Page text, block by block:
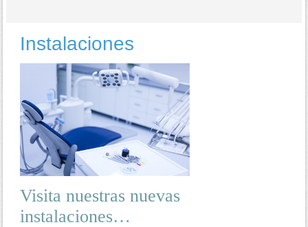
Instalaciones
Visita nuestras nuevas
instalaciones…